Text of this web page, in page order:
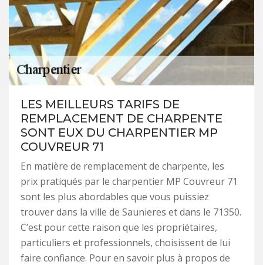
LES MEILLEURS TARIFS DE
REMPLACEMENT DE CHARPENTE
SONT EUX DU CHARPENTIER MP
COUVREUR 71
En matière de remplacement de charpente, les
prix pratiqués par le charpentier MP Couvreur 71
sont les plus abordables que vous puissiez
trouver dans la ville de Saunieres et dans le 71350.
C’est pour cette raison que les propriétaires,
particuliers et professionnels, choisissent de lui
faire confiance. Pour en savoir plus à propos de